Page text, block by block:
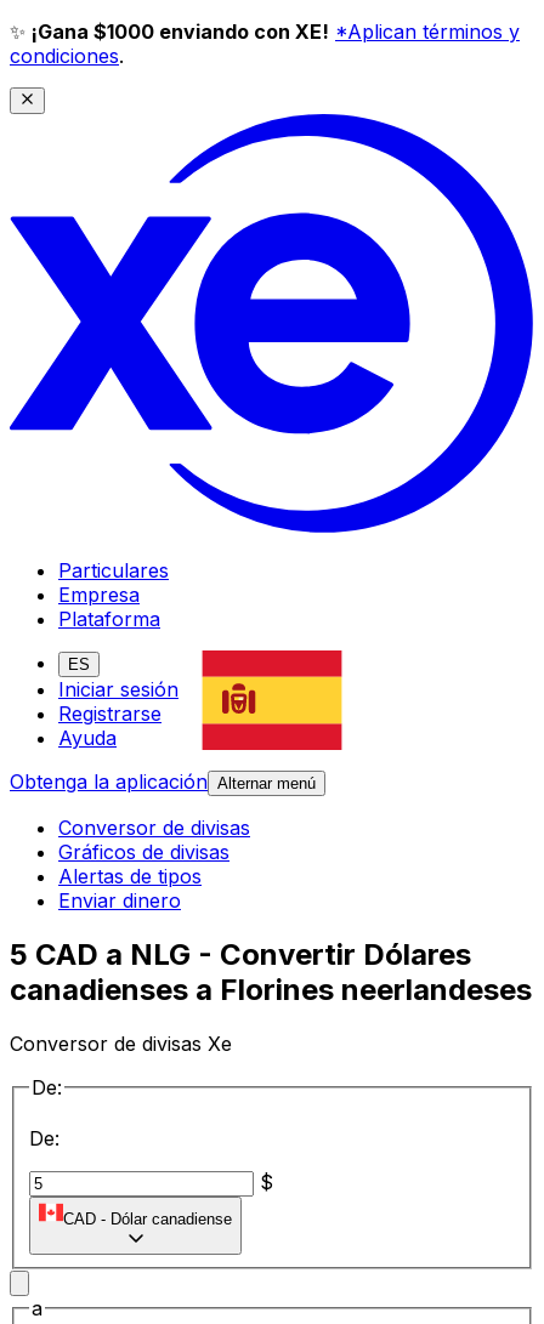
✨ ¡Gana $1000 enviando con XE! *Aplican términos y
condiciones.
Particulares
Empresa
Plataforma
ES
Iniciar sesión
Registrarse
Ayuda
Obtenga la aplicación Alternar menú
Conversor de divisas
Gráficos de divisas
Alertas de tipos
Enviar dinero
5 CAD a NLG - Convertir Dólares
canadienses a Florines neerlandeses
Conversor de divisas Xe
De:
De:
$
CAD - Dólar canadiense
a